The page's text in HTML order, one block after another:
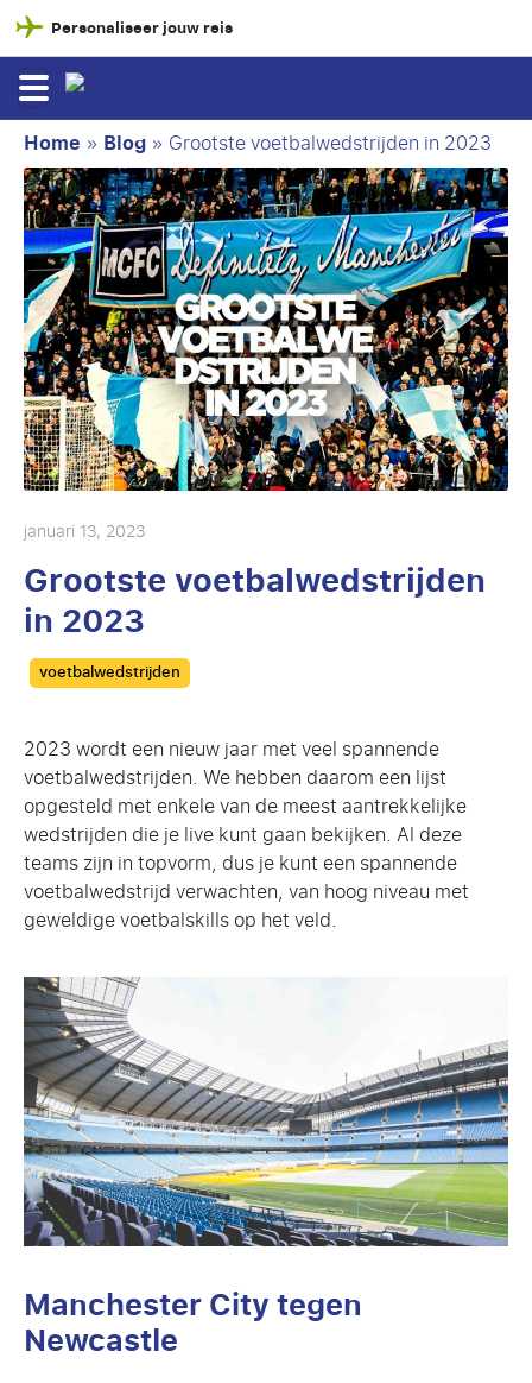
Personaliseer jouw reis
Home » Blog » Grootste voetbalwedstrijden in 2023
januari 13, 2023
Grootste voetbalwedstrijden
in 2023
Categories
voetbalwedstrijden
2023 wordt een nieuw jaar met veel spannende
voetbalwedstrijden. We hebben daarom een lijst
opgesteld met enkele van de meest aantrekkelijke
wedstrijden die je live kunt gaan bekijken. Al deze
teams zijn in topvorm, dus je kunt een spannende
voetbalwedstrijd verwachten, van hoog niveau met
geweldige voetbalskills op het veld.
Manchester City tegen
Newcastle